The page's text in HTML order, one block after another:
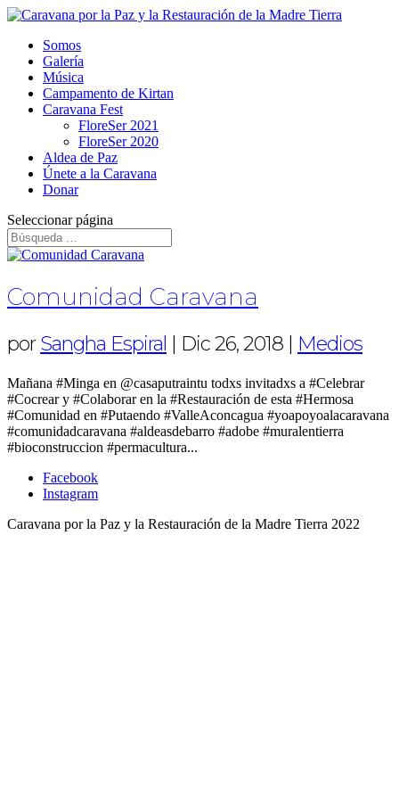
Somos
Galería
Música
Campamento de Kirtan
Caravana Fest
FloreSer 2021
FloreSer 2020
Aldea de Paz
Únete a la Caravana
Donar
Seleccionar página
Comunidad Caravana
porSangha Espiral | Dic 26, 2018 | Medios
Mañana #Minga en @casaputraintu todxs invitadxs a #Celebrar
#Cocrear y #Colaborar en la #Restauración de esta #Hermosa
#Comunidad en #Putaendo #ValleAconcagua #yoapoyoalacaravana
#comunidadcaravana #aldeasdebarro #adobe #muralentierra
#bioconstruccion #permacultura...
Facebook
Instagram
Caravana por la Paz y la Restauración de la Madre Tierra 2022